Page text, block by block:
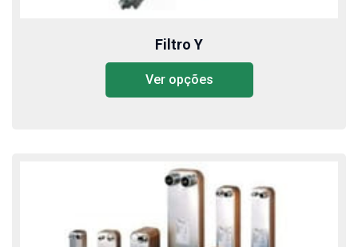
Filtro Y
Ver opções